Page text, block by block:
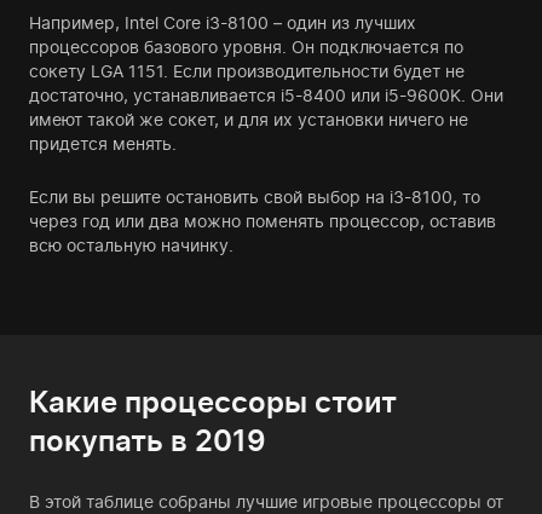
Например, Intel Core i3-8100 – один из лучших
процессоров базового уровня. Он подключается по
сокету LGA 1151. Если производительности будет не
достаточно, устанавливается i5-8400 или i5-9600K. Они
имеют такой же сокет, и для их установки ничего не
придется менять.
Если вы решите остановить свой выбор на i3-8100, то
через год или два можно поменять процессор, оставив
всю остальную начинку.
Какие процессоры стоит
покупать в 2019
В этой таблице собраны лучшие игровые процессоры от